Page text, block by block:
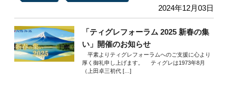
2024年12月03日
「ティグレフォーラム 2025 新春の集
い」開催のお知らせ
平素よりティグレフォーラムへのご支援に心より
厚く御礼申し上げます。 ティグレは1973年8月
（上田卓三初代 […]